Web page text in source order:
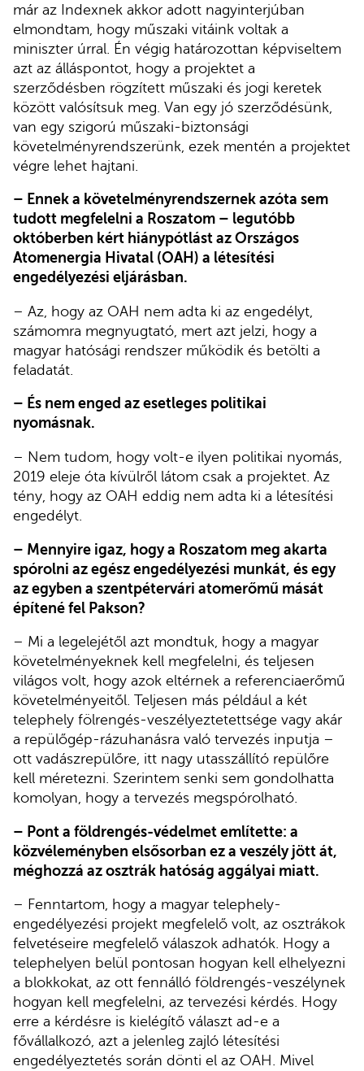
már az Indexnek akkor adott nagyinterjúban
elmondtam, hogy műszaki vitáink voltak a
miniszter úrral. Én végig határozottan képviseltem
azt az álláspontot, hogy a projektet a
szerződésben rögzített műszaki és jogi keretek
között valósítsuk meg. Van egy jó szerződésünk,
van egy szigorú műszaki-biztonsági
követelményrendszerünk, ezek mentén a projektet
végre lehet hajtani.
– Ennek a követelményrendszernek azóta sem
tudott megfelelni a Roszatom – legutóbb
októberben kért hiánypótlást az Országos
Atomenergia Hivatal (OAH) a létesítési
engedélyezési eljárásban.
– Az, hogy az OAH nem adta ki az engedélyt,
számomra megnyugtató, mert azt jelzi, hogy a
magyar hatósági rendszer működik és betölti a
feladatát.
– És nem enged az esetleges politikai
nyomásnak.
– Nem tudom, hogy volt-e ilyen politikai nyomás,
2019 eleje óta kívülről látom csak a projektet. Az
tény, hogy az OAH eddig nem adta ki a létesítési
engedélyt.
– Mennyire igaz, hogy a Roszatom meg akarta
spórolni az egész engedélyezési munkát, és egy
az egyben a szentpétervári atomerőmű mását
építené fel Pakson?
– Mi a legelejétől azt mondtuk, hogy a magyar
követelményeknek kell megfelelni, és teljesen
világos volt, hogy azok eltérnek a referenciaerőmű
követelményeitől. Teljesen más például a két
telephely fölrengés-veszélyeztetettsége vagy akár
a repülőgép-rázuhanásra való tervezés inputja –
ott vadászrepülőre, itt nagy utasszállító repülőre
kell méretezni. Szerintem senki sem gondolhatta
komolyan, hogy a tervezés megspórolható.
– Pont a földrengés-védelmet említette: a
közvéleményben elsősorban ez a veszély jött át,
méghozzá az osztrák hatóság aggályai miatt.
– Fenntartom, hogy a magyar telephely-
engedélyezési projekt megfelelő volt, az osztrákok
felvetéseire megfelelő válaszok adhatók. Hogy a
telephelyen belül pontosan hogyan kell elhelyezni
a blokkokat, az ott fennálló földrengés-veszélynek
hogyan kell megfelelni, az tervezési kérdés. Hogy
erre a kérdésre is kielégítő választ ad-e a
fővállalkozó, azt a jelenleg zajló létesítési
engedélyeztetés során dönti el az OAH. Mivel